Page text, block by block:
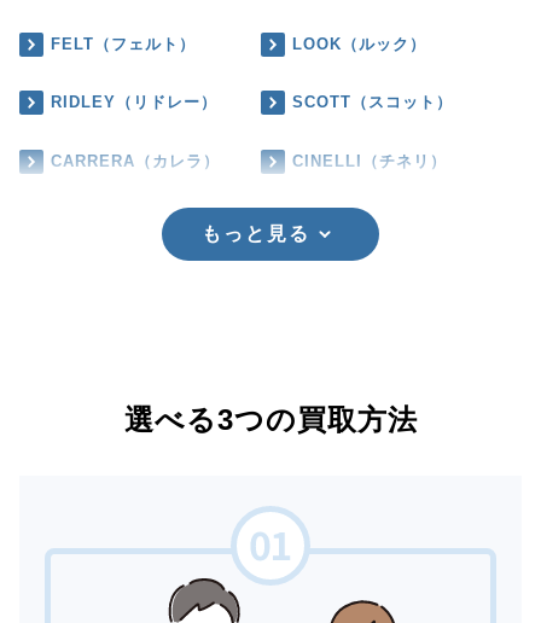
FELT（フェルト） LOOK（ルック）
RIDLEY（リドレー） SCOTT（スコット）
CARRERA（カレラ） CINELLI（チネリ）
もっと見る
選べる3つの買取方法